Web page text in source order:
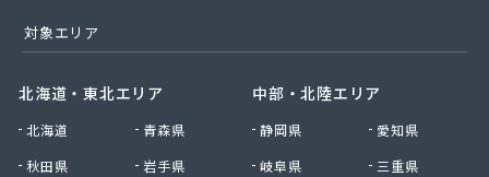
対象エリア
北海道・東北エリア
北海道
青森県
秋田県
岩手県
中部・北陸エリア
静岡県
愛知県
岐阜県
三重県